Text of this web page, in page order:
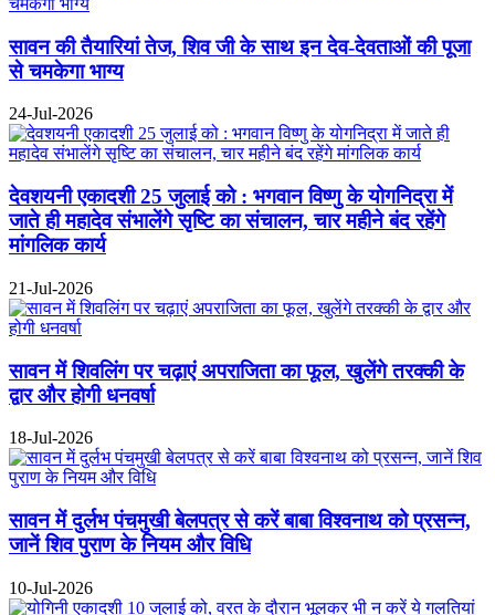
सावन की तैयारियां तेज, शिव जी के साथ इन देव-देवताओं की पूजा
से चमकेगा भाग्य
24-Jul-2026
देवशयनी एकादशी 25 जुलाई को : भगवान विष्णु के योगनिद्रा में
जाते ही महादेव संभालेंगे सृष्टि का संचालन, चार महीने बंद रहेंगे
मांगलिक कार्य
21-Jul-2026
सावन में शिवलिंग पर चढ़ाएं अपराजिता का फूल, खुलेंगे तरक्की के
द्वार और होगी धनवर्षा
18-Jul-2026
सावन में दुर्लभ पंचमुखी बेलपत्र से करें बाबा विश्वनाथ को प्रसन्न,
जानें शिव पुराण के नियम और विधि
10-Jul-2026